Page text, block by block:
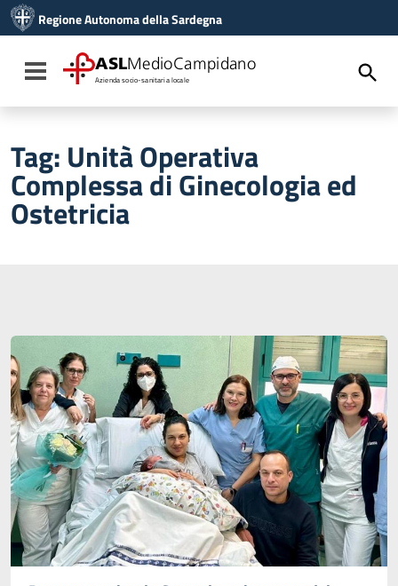
Vai al menu di navigazione
Vai al footer
Regione Autonoma della Sardegna
Toggle navigation
ASLMedioCampidano
Azienda socio-sanitaria locale
Tag: Unità Operativa
Complessa di Ginecologia ed
Ostetricia